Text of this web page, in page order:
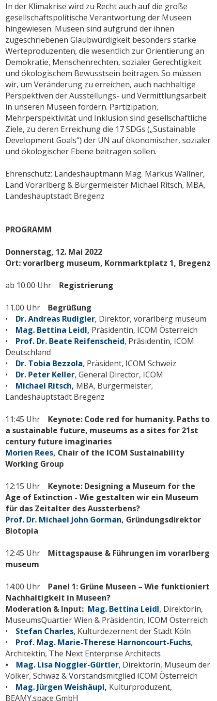
In der Klimakrise wird zu Recht auch auf die große
gesellschaftspolitische Verantwortung der Museen
hingewiesen. Museen sind aufgrund der ihnen
zugeschriebenen Glaubwürdigkeit besonders starke
Werteproduzenten, die wesentlich zur Orientierung an
Demokratie, Menschenrechten, sozialer Gerechtigkeit
und ökologischem Bewusstsein beitragen. So müssen
wir, um Veränderung zu erreichen, auch nachhaltige
Perspektiven der Ausstellungs- und Vermittlungsarbeit
in unseren Museen fördern. Partizipation,
Mehrperspektivität und Inklusion sind gesellschaftliche
Ziele, zu deren Erreichung die 17 SDGs („Sustainable
Development Goals“) der UN auf ökonomischer, sozialer
und ökologischer Ebene beitragen sollen.
Ehrenschutz: Landeshauptmann Mag. Markus Wallner,
Land Vorarlberg & Bürgermeister Michael Ritsch, MBA,
Landeshauptstadt Bregenz
PROGRAMM
Donnerstag, 12. Mai 2022
Ort: vorarlberg museum, Kornmarktplatz 1, Bregenz
ab 10.00 Uhr Registrierung
11.00 Uhr
Begrüßung
•
Dr. Andreas Rudigier, Direktor, vorarlberg museum
• Mag. Bettina Leidl, Präsidentin, ICOM Österreich
• Prof. Dr. Beate Reifenscheid, Präsidentin, ICOM
Deutschland
•
Dr. Tobia Bezzola, Präsident, ICOM Schweiz
• Dr. Peter Keller, General Director, ICOM
• Michael Ritsch, MBA, Bürgermeister,
Landeshauptstadt Bregenz
11:45 Uhr Keynote: Code red for humanity. Paths to
a sustainable future, museums as a sites for 21st
century future imaginaries
Morien Rees, Chair of the ICOM Sustainability
Working Group
12:15 Uhr Keynote: Designing a Museum for the
Age of Extinction - Wie gestalten wir ein Museum
für das Zeitalter des Aussterbens?
Prof. Dr. Michael John Gorman, Gründungsdirektor
Biotopia
12:45 Uhr Mittagspause & Führungen im vorarlberg
museum
14:00 Uhr Panel 1: Grüne Museen – Wie funktioniert
Nachhaltigkeit in Museen?
Moderation & Input: Mag. Bettina Leidl, Direktorin,
MuseumsQuartier Wien & Präsidentin, ICOM Österreich
• Stefan Charles, Kulturdezernent der Stadt Köln
• Prof. Mag. Marie-Therese Harnoncourt-Fuchs,
Architektin, The Next Enterprise Architects
• Mag. Lisa Noggler-Gürtler, Direktorin, Museum der
Völker, Schwaz & Vorstandsmitglied ICOM Österreich
•
Mag. Jürgen Weishäupl, Kulturproduzent,
BEAMY.space GmbH